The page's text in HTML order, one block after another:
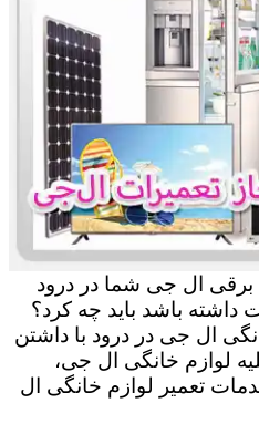
برقی ال جی شما در درود
داشته باشد باید چه کرد؟
ال جی در درود با داشتن
لوازم خانگی ال جی،
تعمیر لوازم خانگی ال